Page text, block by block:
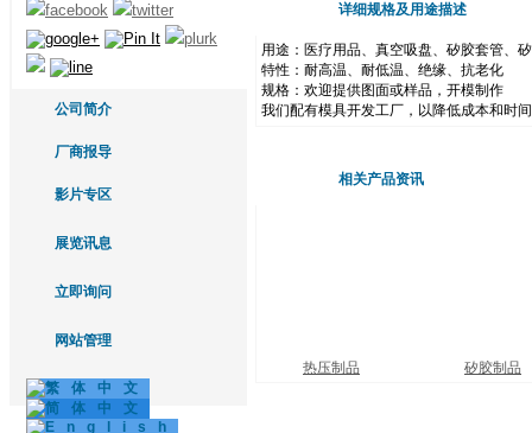
公司简介
厂商报导
影片专区
展览讯息
立即询问
网站管理
详细规格及用途描述
用途：医疗用品、真空吸盘、矽胶套管、
特性：耐高温、耐低温、绝缘、抗老化
规格：欢迎提供图面或样品，开模制作
我们配有模具开发工厂，以降低成本和时间
相关产品资讯
热压制品 矽胶制品